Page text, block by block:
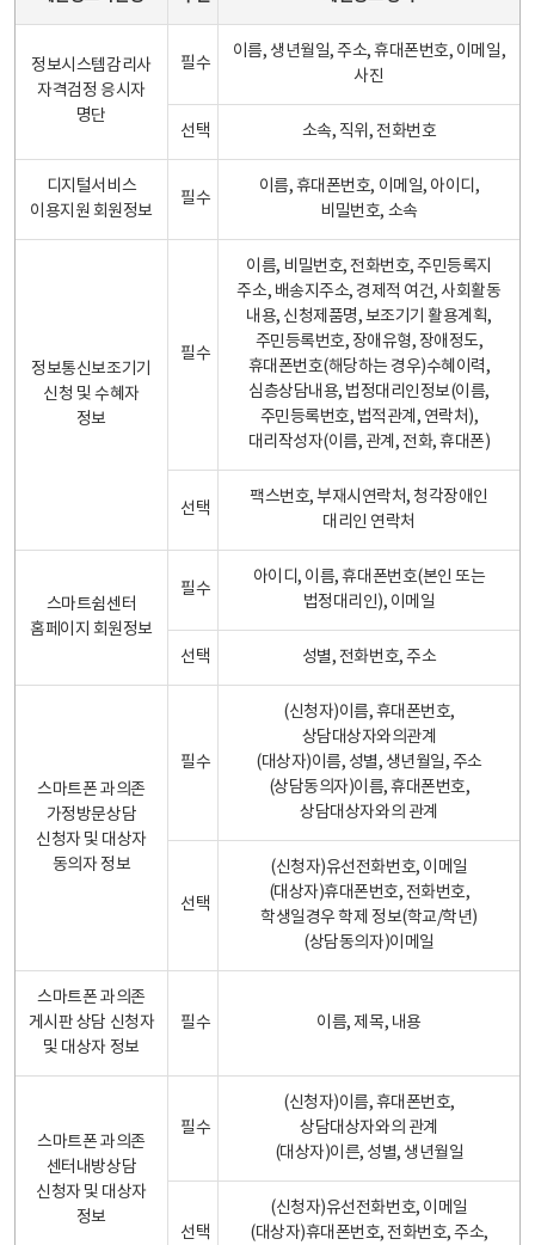
정보시스템감리사
자격검정 응시자
명단
필수
이름, 생년월일, 주소, 휴대폰번호, 이메일,
사진
선택 소속, 직위, 전화번호
디지털서비스
이용지원 회원정보
필수
이름, 휴대폰번호, 이메일, 아이디,
비밀번호, 소속
정보통신보조기기
신청 및 수혜자
정보
필수
이름, 비밀번호, 전화번호, 주민등록지
주소, 배송지주소, 경제적 여건, 사회활동
내용, 신청제품명, 보조기기 활용계획,
주민등록번호, 장애유형, 장애정도,
휴대폰번호(해당하는 경우)수혜이력,
심층상담내용, 법정대리인정보(이름,
주민등록번호, 법적관계, 연락처),
대리작성자(이름, 관계, 전화, 휴대폰)
선택
팩스번호, 부재시연락처, 청각장애인
대리인 연락처
스마트쉼센터
홈페이지 회원정보
필수
아이디, 이름, 휴대폰번호(본인 또는
법정대리인), 이메일
선택 성별, 전화번호, 주소
스마트폰 과의존
가정방문상담
신청자 및 대상자
동의자 정보
필수
(신청자)이름, 휴대폰번호,
상담대상자와의관계
(대상자)이름, 성별, 생년월일, 주소
(상담동의자)이름, 휴대폰번호,
상담대상자와의 관계
선택
(신청자)유선전화번호, 이메일
(대상자)휴대폰번호, 전화번호,
학생일경우 학제 정보(학교/학년)
(상담동의자)이메일
스마트폰 과의존
게시판 상담 신청자
및 대상자 정보
필수 이름, 제목, 내용
스마트폰 과의존
센터내방상담
신청자 및 대상자
정보
필수
(신청자)이름, 휴대폰번호,
상담대상자와의 관계
(대상자)이른, 성별, 생년월일
선택
(신청자)유선전화번호, 이메일
(대상자)휴대폰번호, 전화번호, 주소,